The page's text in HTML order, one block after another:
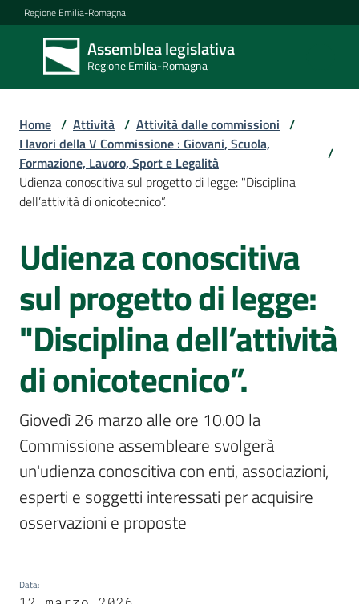
Vai al contenuto
Vai alla navigazione
Vai al footer
Regione Emilia-Romagna
Assemblea legislativa
Regione Emilia-Romagna
Assemblea
legislativa
Regione Emilia-
Assemblea
Argomenti
Per
i
Per
i
cittadini
Home / Attività / Attività dalle commissioni /
I lavori della V Commissione : Giovani, Scuola,
Formazione, Lavoro, Sport e Legalità
/
Udienza conoscitiva sul progetto di legge: "Disciplina
dell’attività di onicotecnico”.
Salta al contenuto
Udienza conoscitiva
sul progetto di legge:
"Disciplina dell’attività
di onicotecnico”.
Giovedì 26 marzo alle ore 10.00 la
Commissione assembleare svolgerà
un'udienza conoscitiva con enti, associazioni,
esperti e soggetti interessati per acquisire
osservazioni e proposte
Data: